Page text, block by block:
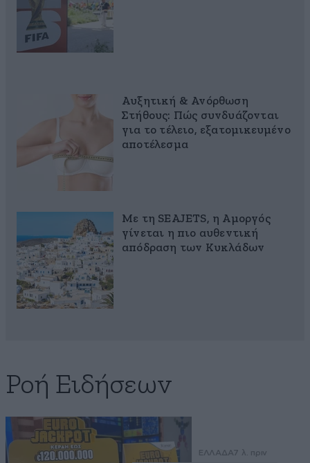
Αυξητική & Ανόρθωση
Στήθους: Πώς συνδυάζονται
για το τέλειο, εξατομικευμένο
αποτέλεσμα
Με τη SEAJETS, η Αμοργός
γίνεται η πιο αυθεντική
απόδραση των Κυκλάδων
Ροή Ειδήσεων
ΕΛΛΑΔΑ7 λ. πριν